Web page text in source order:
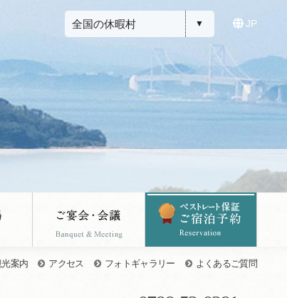
全国の休暇村 JP
案内 アクセス フォトギャラリー よくあるご質問